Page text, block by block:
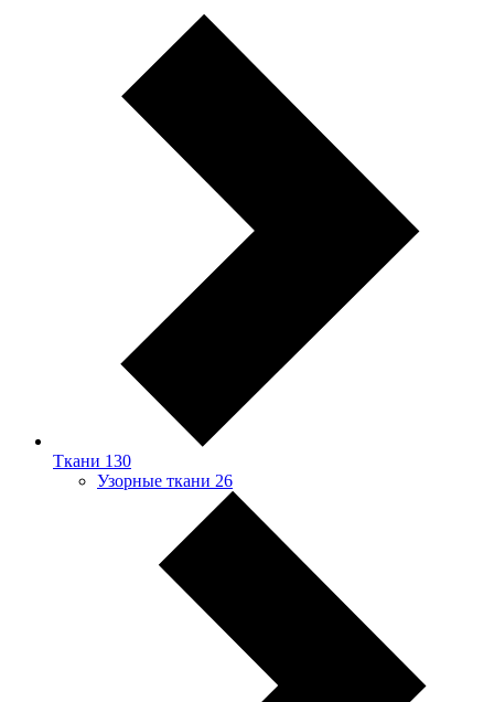
Ткани 130
Узорные ткани 26